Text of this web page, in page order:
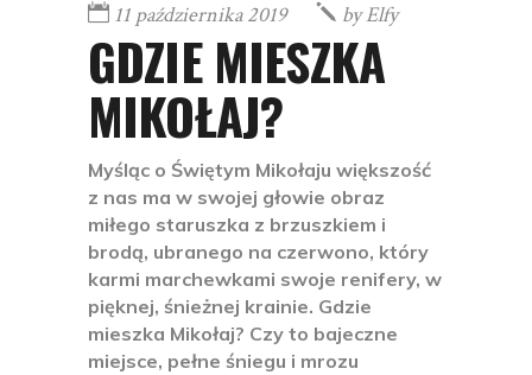
11 października 2019 byElfy
GDZIE MIESZKA
MIKOŁAJ?
Myśląc o Świętym Mikołaju większość
z nas ma w swojej głowie obraz
miłego staruszka z brzuszkiem i
brodą, ubranego na czerwono, który
karmi marchewkami swoje renifery, w
pięknej, śnieżnej krainie. Gdzie
mieszka Mikołaj? Czy to bajeczne
miejsce, pełne śniegu i mrozu